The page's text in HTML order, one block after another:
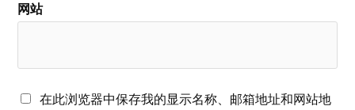
网站
在此浏览器中保存我的显示名称、邮箱地址和网站地